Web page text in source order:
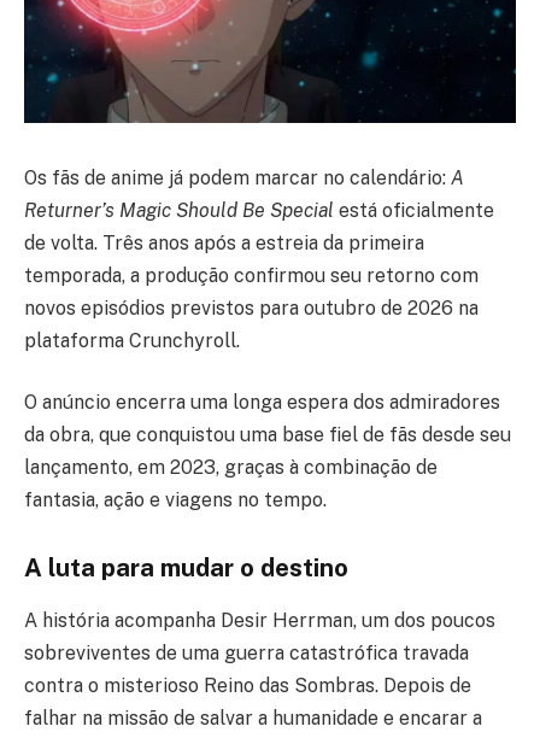
Os fãs de anime já podem marcar no calendário: A
Returner’s Magic Should Be Special está oficialmente
de volta. Três anos após a estreia da primeira
temporada, a produção confirmou seu retorno com
novos episódios previstos para outubro de 2026 na
plataforma Crunchyroll.
O anúncio encerra uma longa espera dos admiradores
da obra, que conquistou uma base fiel de fãs desde seu
lançamento, em 2023, graças à combinação de
fantasia, ação e viagens no tempo.
A luta para mudar o destino
A história acompanha Desir Herrman, um dos poucos
sobreviventes de uma guerra catastrófica travada
contra o misterioso Reino das Sombras. Depois de
falhar na missão de salvar a humanidade e encarar a